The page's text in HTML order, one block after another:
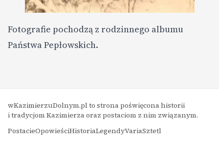
Fotografie pochodzą z rodzinnego albumu
Państwa Pepłowskich.
wKazimierzuDolnym.pl to strona poświęcona historii
i tradycjom Kazimierza oraz postaciom z nim związanym.
PostacieOpowieściHistoriaLegendyVariaSztetl